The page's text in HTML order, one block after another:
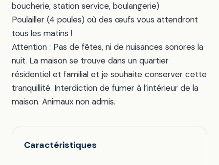
boucherie, station service, boulangerie)
Poulailler (4 poules) où des œufs vous attendront
tous les matins !
Attention : Pas de fêtes, ni de nuisances sonores la
nuit. La maison se trouve dans un quartier
résidentiel et familial et je souhaite conserver cette
tranquillité. Interdiction de fumer à l’intérieur de la
maison. Animaux non admis.
Caractéristiques